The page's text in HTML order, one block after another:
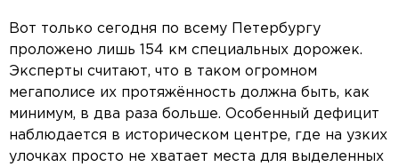
Вот только сегодня по всему Петербургу
проложено лишь 154 км специальных дорожек.
Эксперты считают, что в таком огромном
мегаполисе их протяжённость должна быть, как
минимум, в два раза больше. Особенный дефицит
наблюдается в историческом центре, где на узких
улочках просто не хватает места для выделенных